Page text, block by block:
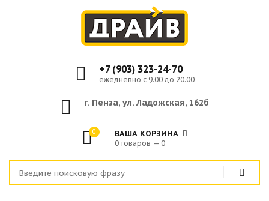
+7 (903) 323-24-70
ежедневно с 9.00 до 20.00
г. Пенза, ул. Ладожская, 162б
0 ВАША КОРЗИНА
0 товаров — 0